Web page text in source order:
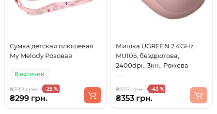
Сумка детская плюшевая
My Melody Розовая
В наличии
₴399 грн. -25 %
₴299 грн.
Мишка UGREEN 2.4GHz
MU105, бездротова,
2400dpi., 3кн., Рожева
₴622 грн. -43 %
₴353 грн.